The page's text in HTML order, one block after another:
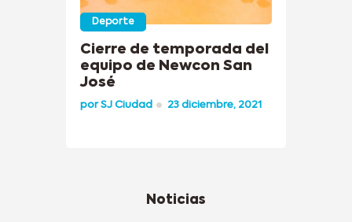
Deporte
Cierre de temporada del
equipo de Newcon San
José
porSJ Ciudad 23 diciembre, 2021
Noticias